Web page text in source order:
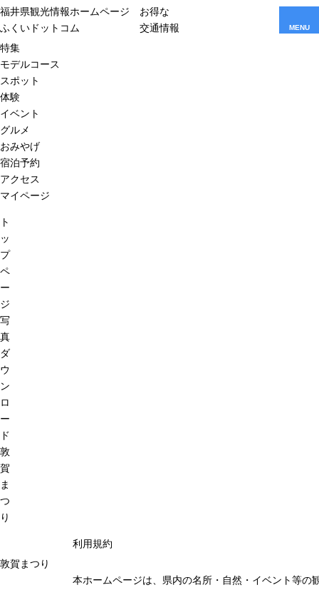
福井県観光情報ホームページ
ふくいドットコム
お得な
交通情報
MENU
特集
モデルコース
スポット
体験
イベント
グルメ
おみやげ
宿泊予約
アクセス
マイページ
ト
ッ
プ
ペ
ー
ジ
写
真
ダ
ウ
ン
ロ
ー
ド
敦
賀
ま
つ
り
敦賀まつり
利用規約
本ホームページは、県内の名所・自然・イベント等の